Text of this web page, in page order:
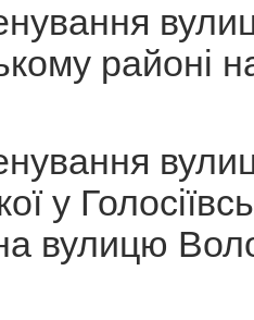
районі
у
вулицю